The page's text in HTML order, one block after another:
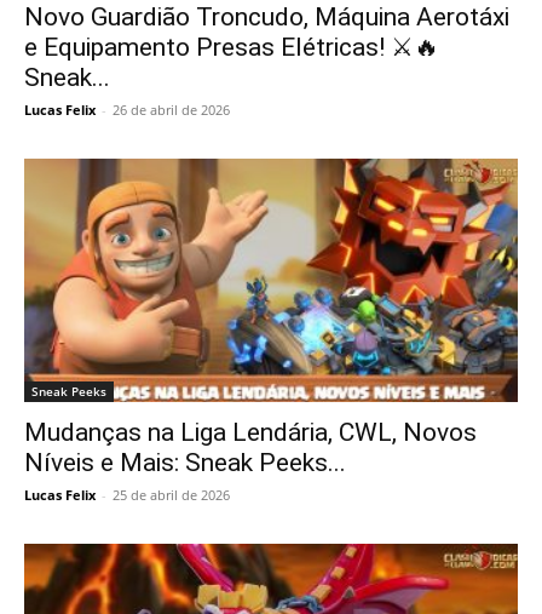
Novo Guardião Troncudo, Máquina Aerotáxi
e Equipamento Presas Elétricas! ⚔️🔥
Sneak...
Lucas Felix - 26 de abril de 2026
Sneak Peeks
Mudanças na Liga Lendária, CWL, Novos
Níveis e Mais: Sneak Peeks...
Lucas Felix - 25 de abril de 2026